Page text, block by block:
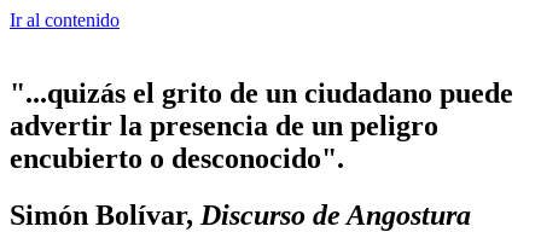
Ir al contenido
"...quizás el grito de un ciudadano puede
advertir la presencia de un peligro
encubierto o desconocido".
Simón Bolívar, Discurso de Angostura